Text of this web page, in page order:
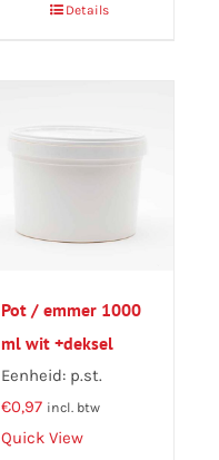
Details
Pot / emmer 1000
ml wit +deksel
Eenheid: p.st.
€0,97 incl. btw
Quick View